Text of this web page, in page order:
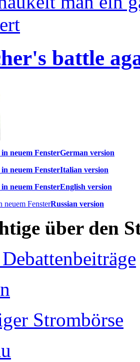
battle
German version
Italian version
English version
Russian version
über den
Strombörse